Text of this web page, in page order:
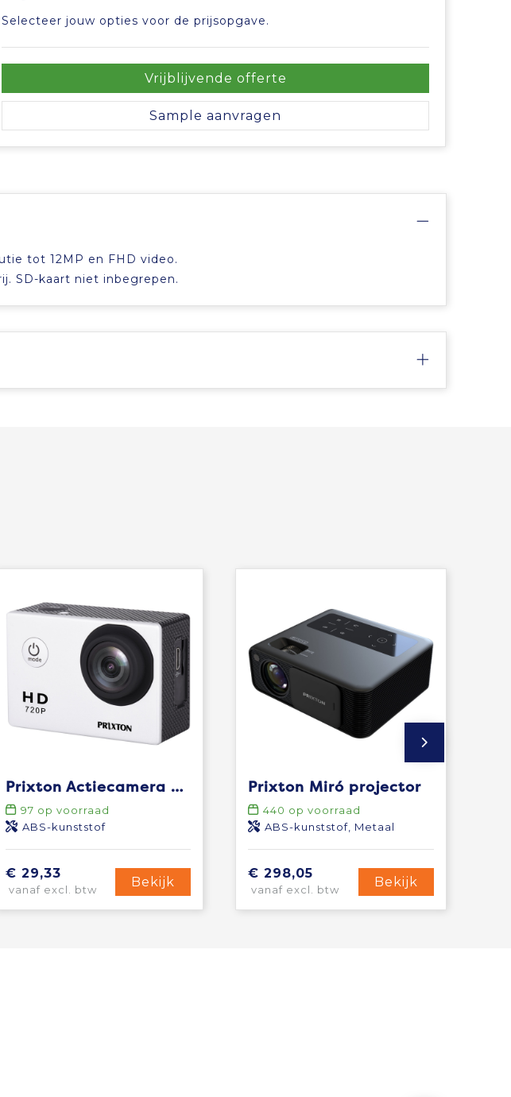
Selecteer jouw opties voor de prijsopgave.
Vrijblijvende offerte
Sample aanvragen
tot 12MP en FHD video.
SD-kaart niet inbegrepen.
Prixton Actiecamera DV609
97 op voorraad
ABS-kunststof
€ 29,33
vanaf excl. btw
Bekijk
Prixton Miró projector
440 op voorraad
ABS-kunststof, Metaal
€ 298,05
vanaf excl. btw
Bekijk